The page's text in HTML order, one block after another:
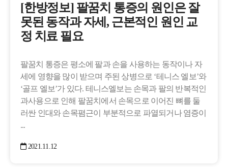
​[한방정보] 팔꿈치 통증의 원인은 잘
못된 동작과 자세, 근본적인 원인 교
정 치료 필요
팔꿈치 통증은 평소에 팔과 손을 사용하는 동작이나 자
세에 영향을 많이 받으며 주된 상병으로 ‘테니스 엘보’와
‘골프 엘보’가 있다. 테니스엘보는 손목과 팔의 반복적인
과사용으로 인해 팔꿈치에서 손목으로 이어진 뼈를 둘
러싼 인대와 손목폄근이 부분적으로 파열되거나 염증이
...
2021.11.12